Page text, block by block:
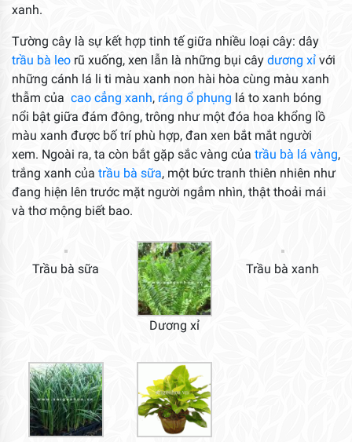
xanh.
Tường cây là sự kết hợp tinh tế giữa nhiều loại cây: dây
trầu bà leo rũ xuống, xen lẫn là những bụi cây dương xỉ với
những cánh lá li ti màu xanh non hài hòa cùng màu xanh
thẫm của cao cẳng xanh, ráng ổ phụng lá to xanh bóng
nổi bật giữa đám đông, trông như một đóa hoa khổng lồ
màu xanh được bố trí phù hợp, đan xen bắt mắt người
xem. Ngoài ra, ta còn bắt gặp sắc vàng của trầu bà lá vàng,
trắng xanh của trầu bà sữa, một bức tranh thiên nhiên như
đang hiện lên trước mặt người ngắm nhìn, thật thoải mái
và thơ mộng biết bao.
Trầu bà sữa
Dương xỉ
Trầu bà xanh